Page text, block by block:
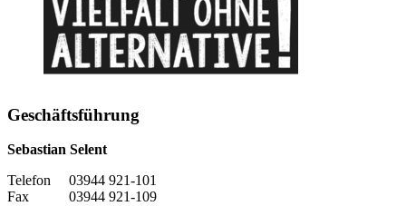
Geschäftsführung
Sebastian Selent
Telefon 03944 921-101
Fax 03944 921-109